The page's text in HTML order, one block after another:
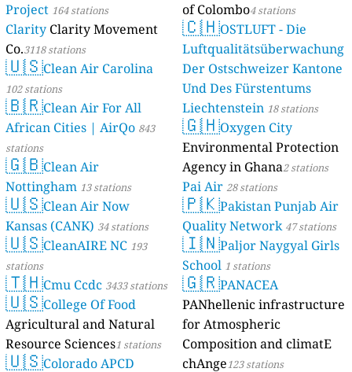
Project 164 stations
Clarity Clarity Movement
Co.3118 stations
🇺🇸Clean Air Carolina
102 stations
🇧🇷Clean Air For All
African Cities | AirQo 843
stations
🇬🇧Clean Air
Nottingham 13 stations
🇺🇸Clean Air Now
Kansas (CANK) 34 stations
🇺🇸CleanAIRE NC 193
stations
🇹🇭Cmu Ccdc 3433 stations
🇺🇸College Of Food
Agricultural and Natural
Resource Sciences1 stations
🇺🇸Colorado APCD
of Colombo4 stations
🇨🇭OSTLUFT - Die
Luftqualitätsüberwachung
Der Ostschweizer Kantone
Und Des Fürstentums
Liechtenstein 18 stations
🇬🇭Oxygen City
Environmental Protection
Agency in Ghana2 stations
Pai Air 28 stations
🇵🇰Pakistan Punjab Air
Quality Network 47 stations
🇮🇳Paljor Naygyal Girls
School 1 stations
🇬🇷PANACEA
PANhellenic infrastructure
for Atmospheric
Composition and climatE
chAnge123 stations